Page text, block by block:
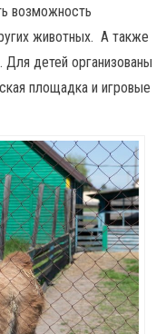
возможность
животных. А также
детей организованы
площадка и игровые